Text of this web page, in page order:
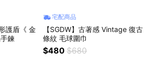
護盾《 金
鍊
宅配商品
【SGDW】古著感 Vintage 復古
條紋 毛球圍巾
$480 $680